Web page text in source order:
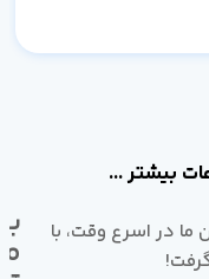
بیشتر ...
ما در اسرع وقت، با
با